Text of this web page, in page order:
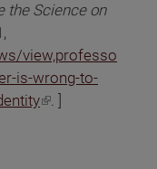
the Science on
view,professo
is-wrong-to-
. ]